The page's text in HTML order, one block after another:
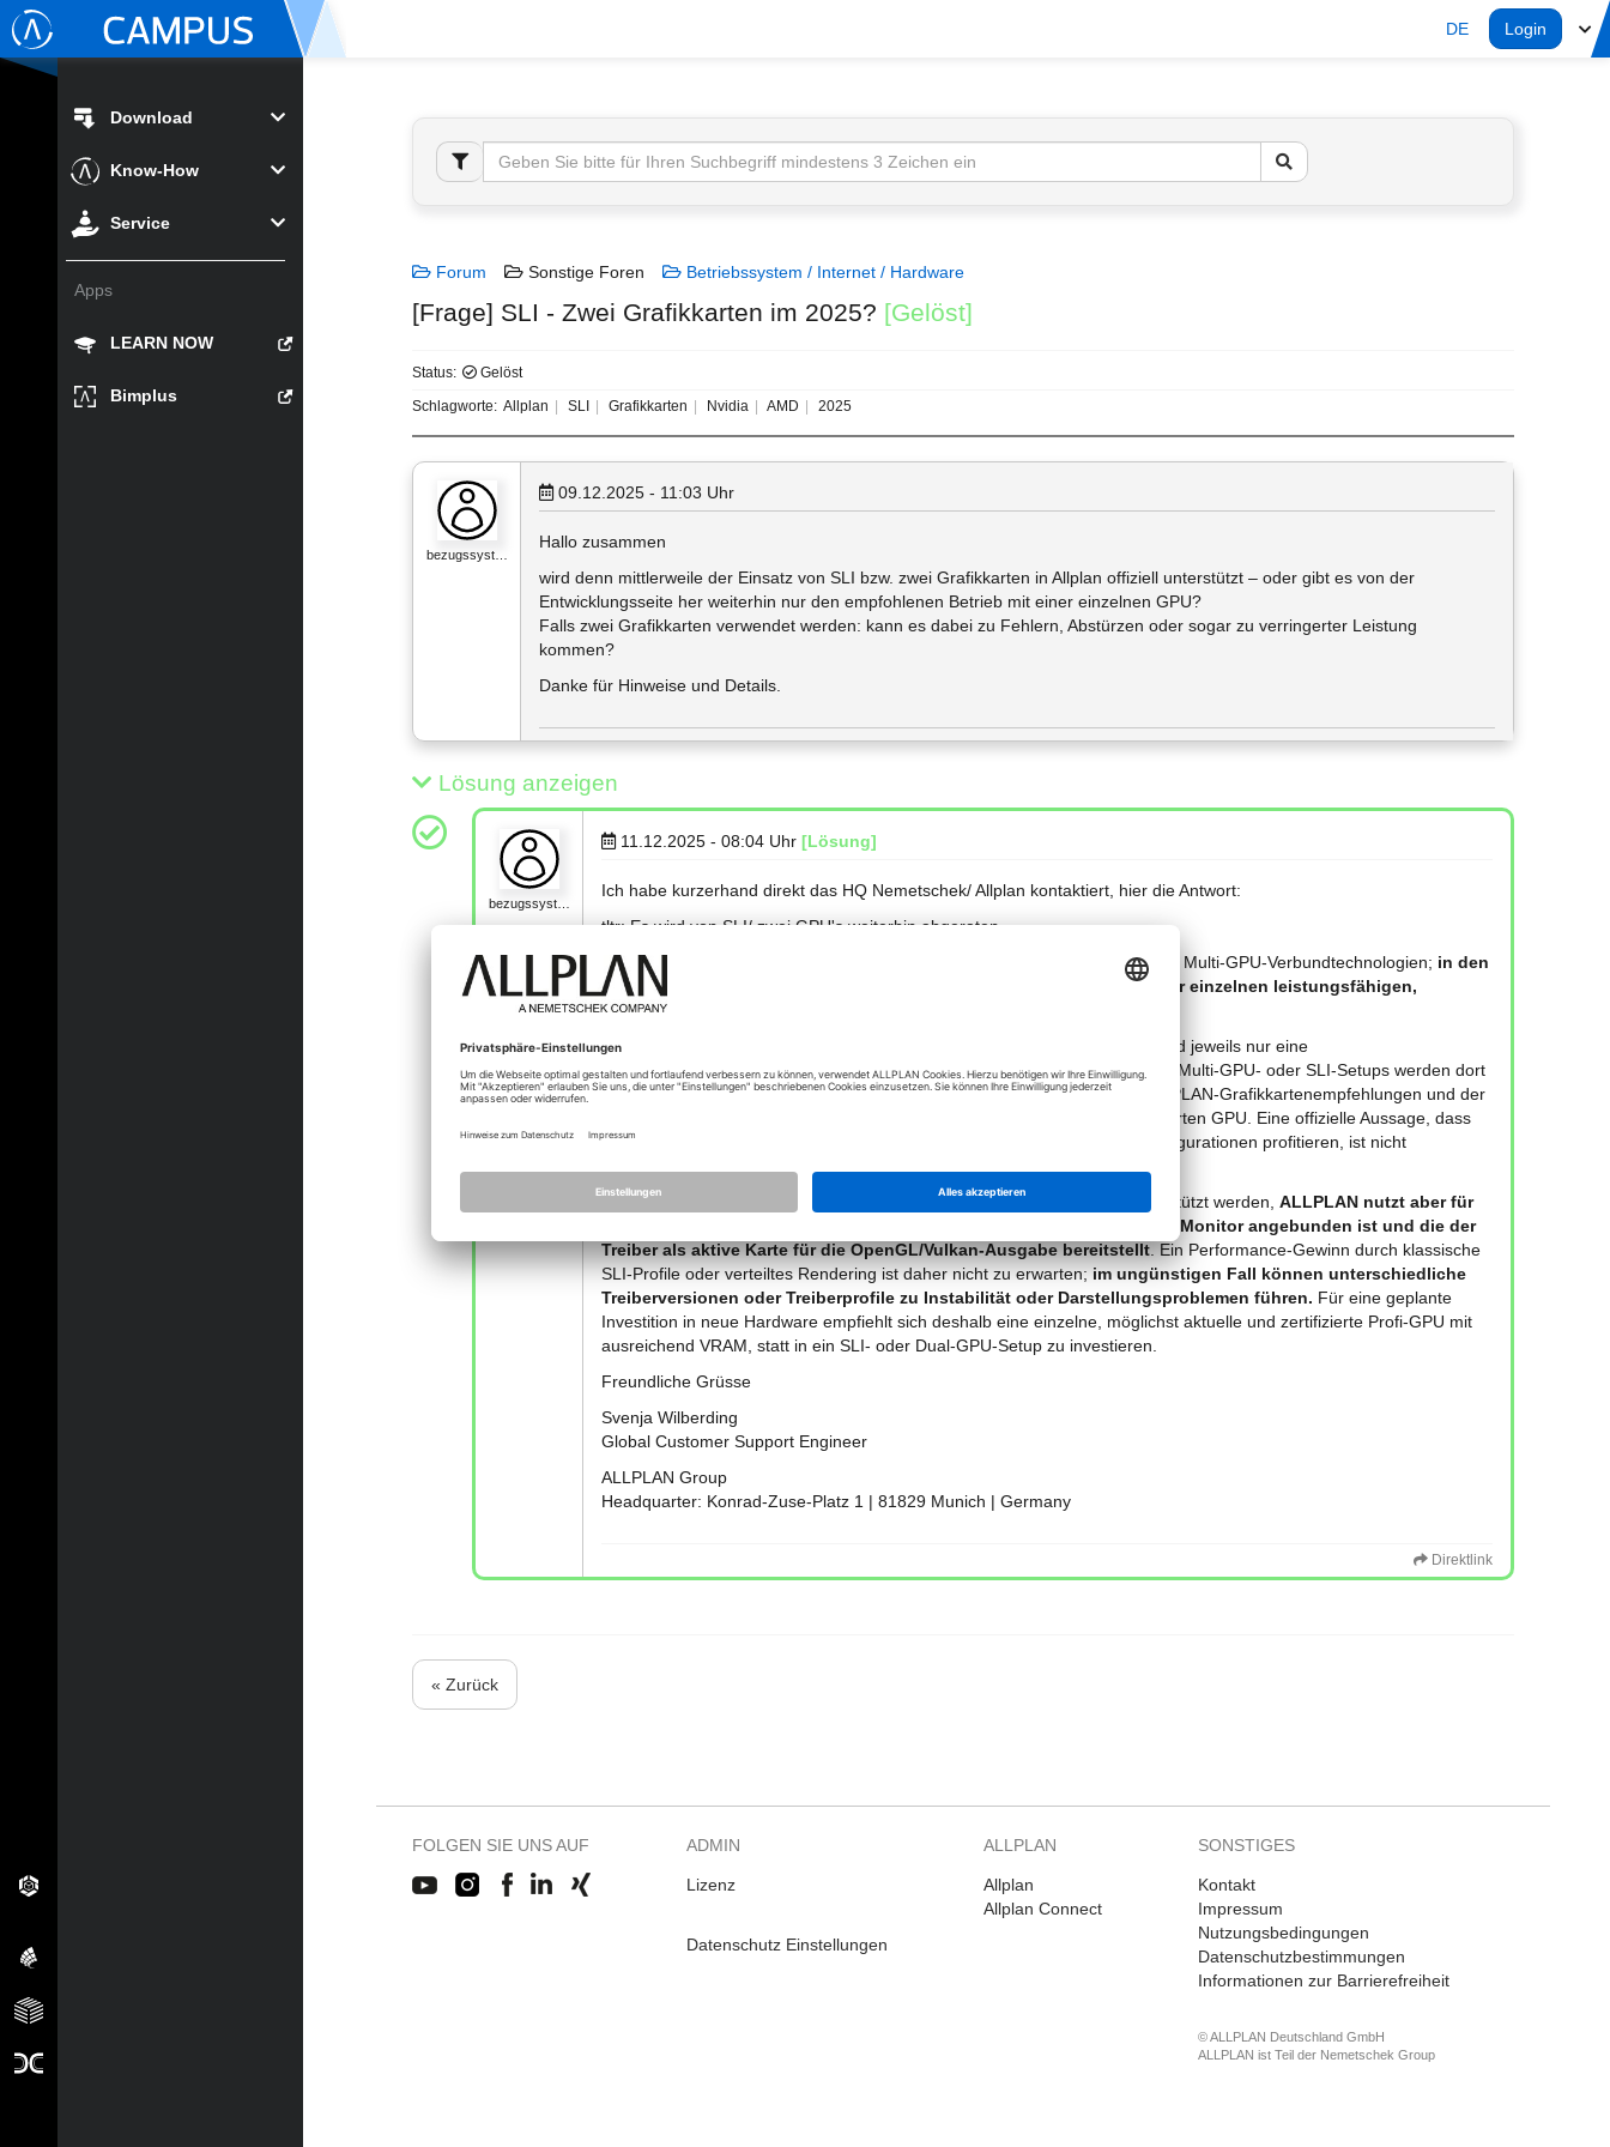
DE Login
Download
Know-How
Service
Apps
LEARN NOW
Bimplus
Forum Sonstige Foren Betriebssystem / Internet / Hardware
[Frage] SLI - Zwei Grafikkarten im 2025? [Gelöst]
Status:
Gelöst
Schlagworte: Allplan SLI Grafikkarten Nvidia AMD 2025
bezugssyst…
09.12.2025 - 11:03 Uhr
Hallo zusammen
wird denn mittlerweile der Einsatz von SLI bzw. zwei Grafikkarten in Allplan offiziell unterstützt – oder gibt es von der
Entwicklungsseite her weiterhin nur den empfohlenen Betrieb mit einer einzelnen GPU?
Falls zwei Grafikkarten verwendet werden: kann es dabei zu Fehlern, Abstürzen oder sogar zu verringerter Leistung
kommen?
Danke für Hinweise und Details.
Lösung anzeigen
bezugssyst…
11.12.2025 - 08:04 Uhr [Lösung]
Ich habe kurzerhand direkt das HQ Nemetschek/ Allplan kontaktiert, hier die Antwort:
tltr: Es wird von SLI/ zwei GPU's weiterhin abgeraten.
ALLPLAN unterstützt aktuell keine explizite Nutzung von SLI‑ oder ähnlichen Multi‑GPU‑Verbundtechnologien; in den
offiziellen Systemvoraussetzungen wird durchgehend der Einsatz einer einzelnen leistungsfähigen,
zertifizierten Grafikkarte empfohlen.​
In den veröffentlichten Systemvoraussetzungen für ALLPLAN 2025/2026 wird jeweils nur eine
OpenGL/Vulkan‑kompatible Grafikkarte mit ausreichendem VRAM genannt; Multi‑GPU‑ oder SLI‑Setups werden dort
weder als Voraussetzung noch als Empfehlung aufgeführt. Auch in den ALLPLAN‑Grafikkartenempfehlungen und der
zertifizierten Grafikkartensuche liegt der Fokus auf einer einzelnen, zertifizierten GPU. Eine offizielle Aussage, dass
aktuelle ALLPLAN‑Versionen von SLI oder anderen Multi‑GPU‑Verbundkonfigurationen profitieren, ist nicht
Mehrere GPUs im System können vom Betriebssystem grundsätzlich unterstützt werden, ALLPLAN nutzt aber für
die 3D‑Darstellung typischerweise nur die GPU, an die der verwendete Monitor angebunden ist und die der
Treiber als aktive Karte für die OpenGL/Vulkan‑Ausgabe bereitstellt . Ein Performance‑Gewinn durch klassische
SLI‑Profile oder verteiltes Rendering ist daher nicht zu erwarten; im ungünstigen Fall können unterschiedliche
Treiberversionen oder Treiberprofile zu Instabilität oder Darstellungsproblemen führen. Für eine geplante
Investition in neue Hardware empfiehlt sich deshalb eine einzelne, möglichst aktuelle und zertifizierte Profi‑GPU mit
ausreichend VRAM, statt in ein SLI‑ oder Dual‑GPU‑Setup zu investieren.​
Freundliche Grüsse
Svenja Wilberding
Global Customer Support Engineer
ALLPLAN Group
Headquarter: Konrad-Zuse-Platz 1 | 81829 Munich | Germany
Direktlink
« Zurück
FOLGEN SIE UNS AUF ADMIN
Lizenz
Datenschutz Einstellungen
ALLPLAN
Allplan
Allplan Connect
SONSTIGES
Kontakt
Impressum
Nutzungsbedingungen
Datenschutzbestimmungen
Informationen zur Barrierefreiheit
© ALLPLAN Deutschland GmbH
ALLPLAN ist Teil der Nemetschek Group